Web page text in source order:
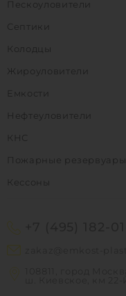
Пескоуловители
Септики
Колодцы
Жироуловители
Емкости
Нефтеуловители
КНС
Пожарные резервуары
Кессоны